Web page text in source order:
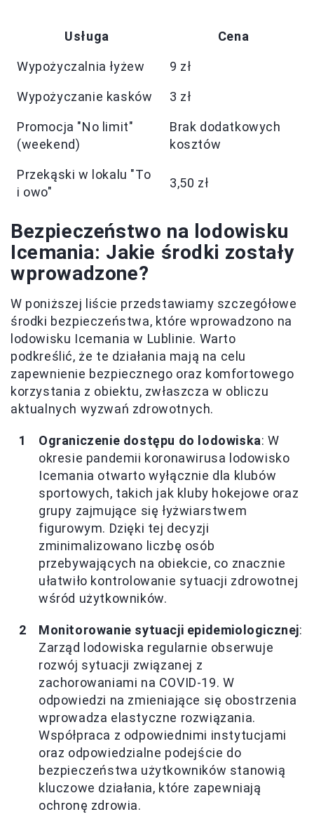
Usługa Cena
Wypożyczalnia łyżew 9 zł
Wypożyczanie kasków 3 zł
Promocja "No limit"
(weekend)
Brak dodatkowych
kosztów
Przekąski w lokalu "To
i owo"
3,50 zł
Bezpieczeństwo na lodowisku
Icemania: Jakie środki zostały
wprowadzone?
W poniższej liście przedstawiamy szczegółowe
środki bezpieczeństwa, które wprowadzono na
lodowisku Icemania w Lublinie. Warto
podkreślić, że te działania mają na celu
zapewnienie bezpiecznego oraz komfortowego
korzystania z obiektu, zwłaszcza w obliczu
aktualnych wyzwań zdrowotnych.
Ograniczenie dostępu do lodowiska: W
okresie pandemii koronawirusa lodowisko
Icemania otwarto wyłącznie dla klubów
sportowych, takich jak kluby hokejowe oraz
grupy zajmujące się łyżwiarstwem
figurowym. Dzięki tej decyzji
zminimalizowano liczbę osób
przebywających na obiekcie, co znacznie
ułatwiło kontrolowanie sytuacji zdrowotnej
wśród użytkowników.
Monitorowanie sytuacji epidemiologicznej:
Zarząd lodowiska regularnie obserwuje
rozwój sytuacji związanej z
zachorowaniami na COVID-19. W
odpowiedzi na zmieniające się obostrzenia
wprowadza elastyczne rozwiązania.
Współpraca z odpowiednimi instytucjami
oraz odpowiedzialne podejście do
bezpieczeństwa użytkowników stanowią
kluczowe działania, które zapewniają
ochronę zdrowia.